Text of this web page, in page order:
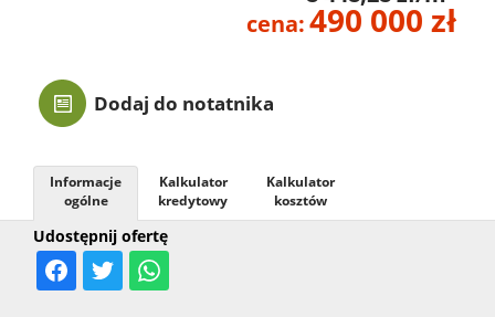
cena:490 000 zł
Dodaj do notatnika
Udostępnij ofertę
Informacje
ogólne
Kalkulator
kredytowy
Kalkulator
kosztów